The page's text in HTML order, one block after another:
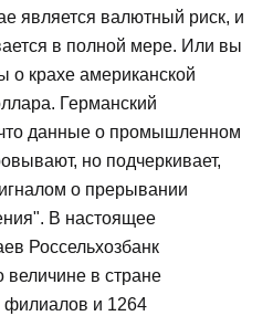
является валютный риск, и
в полной мере. Или вы
о крахе американской
Германский
что данные о промышленном
но подчеркивает,
о прерывании
В настоящее
Россельхозбанк
величине в стране
филиалов и 1264